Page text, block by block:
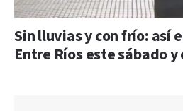
Sin lluvias y con frío: así
Entre Ríos este sábado